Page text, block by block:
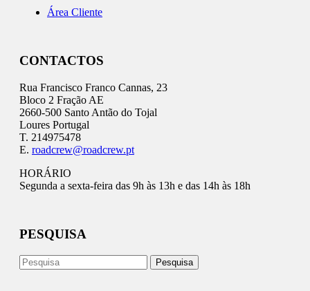
Área Cliente
CONTACTOS
Rua Francisco Franco Cannas, 23
Bloco 2 Fração AE
2660-500 Santo Antão do Tojal
Loures Portugal
T. 214975478
E. roadcrew@roadcrew.pt
HORÁRIO
Segunda a sexta-feira das 9h às 13h e das 14h às 18h
PESQUISA